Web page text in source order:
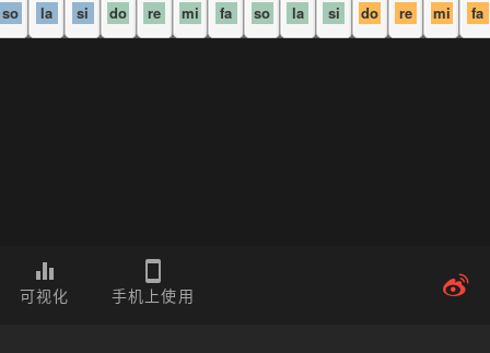
so la si do re mi fa so la si do re mi fa
可视化 手机上使用